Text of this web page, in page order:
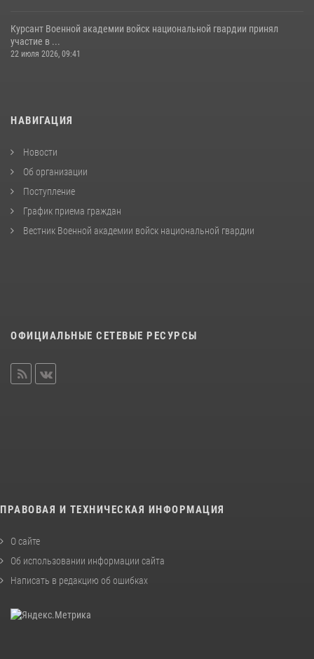
Курсант Военной академии войск национальной гвардии принял
участие в ...
22 июля 2026, 09:41
НАВИГАЦИЯ
Новости
Об организации
Поступление
График приема граждан
Вестник Военной академии войск национальной гвардии
ОФИЦИАЛЬНЫЕ СЕТЕВЫЕ РЕСУРСЫ
ПРАВОВАЯ И ТЕХНИЧЕСКАЯ ИНФОРМАЦИЯ
О сайте
Об использовании информации сайта
Написать в редакцию об ошибках